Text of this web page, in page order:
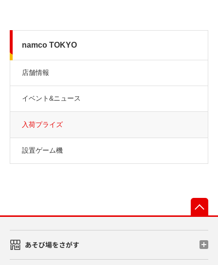
namco TOKYO
店舗情報
イベント&ニュース
入荷プライズ
設置ゲーム機
あそび場をさがす